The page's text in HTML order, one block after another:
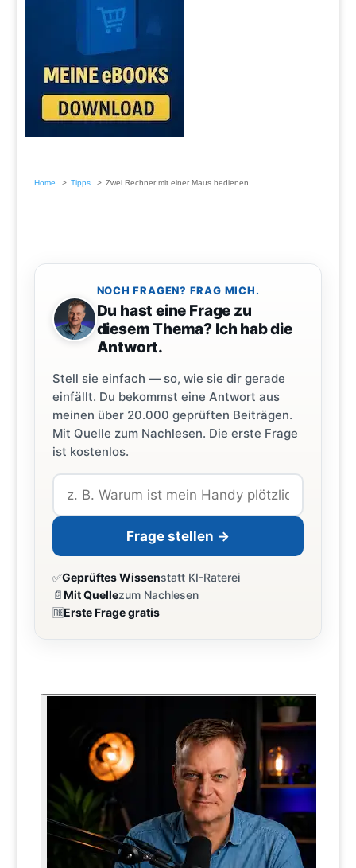
Home Tipps Zwei Rechner mit einer Maus bedienen
NOCH FRAGEN? FRAG MICH.
Du hast eine Frage zu
diesem Thema? Ich hab die
Antwort.
Stell sie einfach — so, wie sie dir gerade
einfällt. Du bekommst eine Antwort aus
meinen über 20.000 geprüften Beiträgen.
Mit Quelle zum Nachlesen. Die erste Frage
ist kostenlos.
Frage stellen →
✅Geprüftes Wissenstatt KI-Raterei
📄Mit Quellezum Nachlesen
🆓Erste Frage gratis